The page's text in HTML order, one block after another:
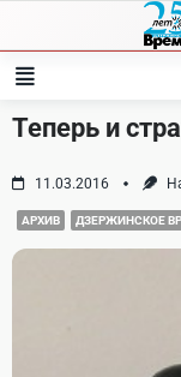
content
Теперь и
11.03.2016
АРХИВ ДЗЕРЖИНСКОЕ